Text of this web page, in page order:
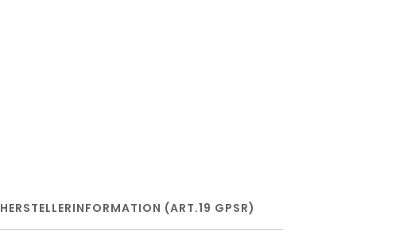
HERSTELLERINFORMATION (ART.19 GPSR)